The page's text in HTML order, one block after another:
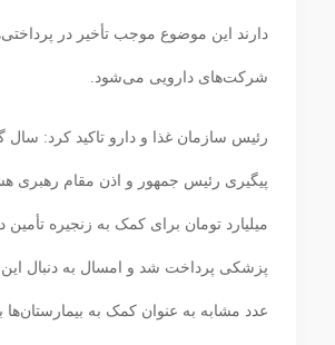
دارند این موضوع موجب تأخیر در
شرکت‌های دارویی می‌شود.
رئیس سازمان غذا و دارو تاکید کرد: سال
پیگیری رئیس جمهور و اذن مقام رهبری
میلیارد تومان برای کمک به زنجیره تأمین
پزشکی پرداخت شد و امسال به دنبال
عدد مشابه به عنوان کمک به بیمارستان‌ها